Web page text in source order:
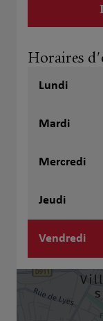
Horaires
Lundi
Mardi
Mercredi
Jeudi
Vendredi